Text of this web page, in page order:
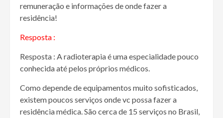
remuneração e informações de onde fazer a
residência!
Resposta :
Resposta : A radioterapia é uma especialidade pouco
conhecida até pelos próprios médicos.
Como depende de equipamentos muito sofisticados,
existem poucos serviços onde vc possa fazer a
residência médica. São cerca de 15 serviços no Brasil,